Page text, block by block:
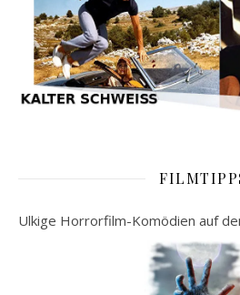
Ulkige Horrorfilm-Komödien auf